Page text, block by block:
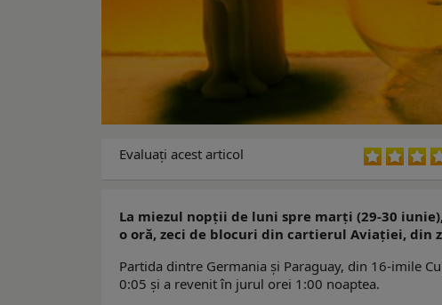
Evaluaţi acest articol
La miezul nopții de luni spre marți (29-30
o oră, zeci de blocuri din cartierul Aviației, din
Partida dintre Germania și Paraguay, din 16-imile
0:05 și a revenit în jurul orei 1:00 noaptea.